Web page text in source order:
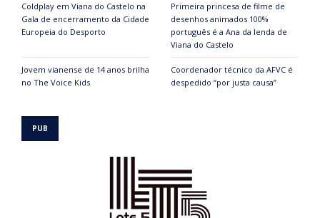
Coldplay em Viana do Castelo na
Gala de encerramento da Cidade
Europeia do Desporto
Primeira princesa de filme de
desenhos animados 100%
português é a Ana da lenda de
Viana do Castelo
Jovem vianense de 14 anos brilha
no The Voice Kids
Coordenador técnico da AFVC é
despedido “por justa causa”